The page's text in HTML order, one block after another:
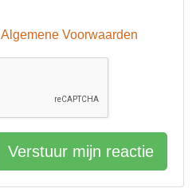
Algemene Voorwaarden
Verstuur mijn reactie